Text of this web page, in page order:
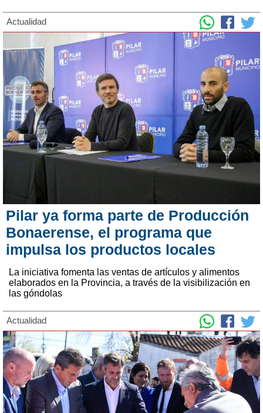
Actualidad
Pilar ya forma parte de Producción
Bonaerense, el programa que
impulsa los productos locales
La iniciativa fomenta las ventas de artículos y alimentos
elaborados en la Provincia, a través de la visibilización en
las góndolas
Actualidad